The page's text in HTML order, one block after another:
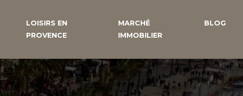
LOISIRS EN
PROVENCE
MARCHÉ
IMMOBILIER
BLOG